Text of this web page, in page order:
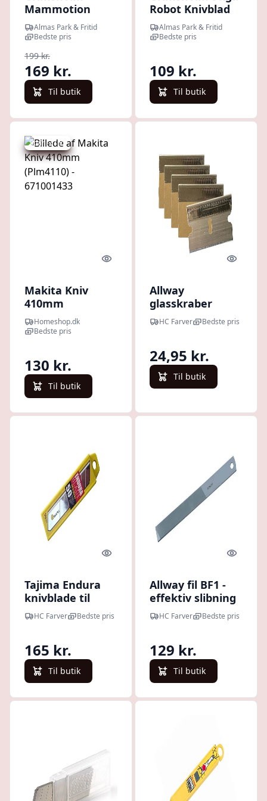
Mammotion
Luba & Yuka
Knivblad 24 stk.
Almas Park & Fritid
Bedste pris
199 kr.
169 kr.
Til butik
Robot Knivblad
12 stk.
Almas Park & Fritid
Bedste pris
109 kr.
Til butik
Spar -21 kr.
Quick look
Makita Kniv
410mm
(Plm4110) -
671001433
Homeshop.dk
Bedste pris
130 kr.
Til butik
Quick
Allway
glasskraber
blade 5 stk
HC Farver Bedste pris
24,95 kr.
Til butik
Quick look
Tajima Endura
knivblade til
hobbykniv 18
mm - 50 stk
HC Farver Bedste pris
165 kr.
Til butik
Quick
Allway fil BF1 -
effektiv slibning
af skraberblad
m.m
HC Farver Bedste pris
129 kr.
Til butik